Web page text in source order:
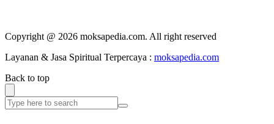
Copyright @ 2026 moksapedia.com. All right reserved
Layanan & Jasa Spiritual Terpercaya : moksapedia.com
Back to top